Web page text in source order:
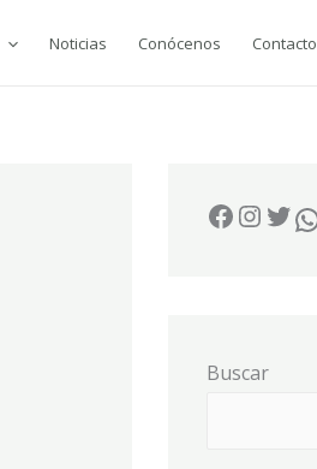
Noticias Conócenos Contacto
Buscar